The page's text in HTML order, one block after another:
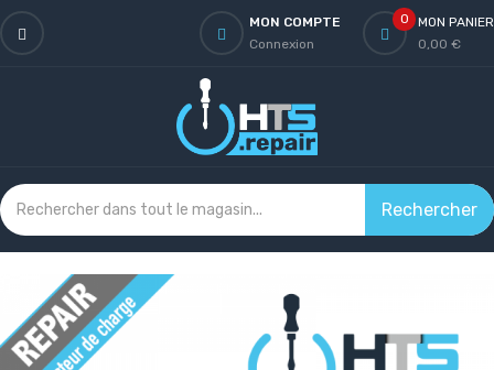
0
MON PANIER
0,00 €
MON COMPTE
Connexion
Rechercher